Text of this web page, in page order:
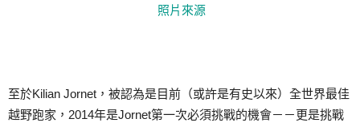
照片來源
至於Kilian Jornet，被認為是目前（或許是有史以來）全世界最佳
越野跑家，2014年是Jornet第一次必須挑戰的機會－－更是挑戰